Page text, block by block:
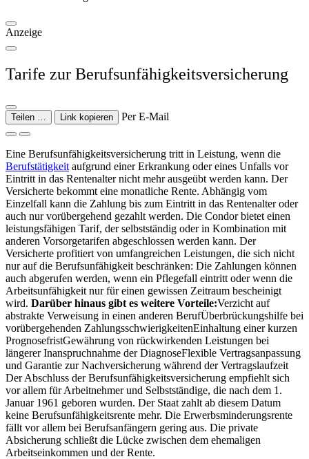
Anzeige
Tarife zur Berufsunfähigkeitsversicherung
Teilen … Link kopieren Per E-Mail
Eine Berufsunfähigkeitsversicherung tritt in Leistung, wenn die
Berufstätigkeit aufgrund einer Erkrankung oder eines Unfalls vor
Eintritt in das Rentenalter nicht mehr ausgeübt werden kann. Der
Versicherte bekommt eine monatliche Rente. Abhängig vom
Einzelfall kann die Zahlung bis zum Eintritt in das Rentenalter oder
auch nur vorübergehend gezahlt werden. Die Condor bietet einen
leistungsfähigen Tarif, der selbstständig oder in Kombination mit
anderen Vorsorgetarifen abgeschlossen werden kann. Der
Versicherte profitiert von umfangreichen Leistungen, die sich nicht
nur auf die Berufsunfähigkeit beschränken: Die Zahlungen können
auch abgerufen werden, wenn ein Pflegefall eintritt oder wenn die
Arbeitsunfähigkeit nur für einen gewissen Zeitraum bescheinigt
wird. Darüber hinaus gibt es weitere Vorteile:Verzicht auf
abstrakte Verweisung in einen anderen BerufÜberbrückungshilfe bei
vorübergehenden ZahlungsschwierigkeitenEinhaltung einer kurzen
PrognosefristGewährung von rückwirkenden Leistungen bei
längerer Inanspruchnahme der DiagnoseFlexible Vertragsanpassung
und Garantie zur Nachversicherung während der Vertragslaufzeit
Der Abschluss der Berufs­unfähig­keits­versicherung empfiehlt sich
vor allem für Arbeitnehmer und Selbstständige, die nach dem 1.
Januar 1961 geboren wurden. Der Staat zahlt ab diesem Datum
keine Berufs­unfähig­keitsrente mehr. Die Erwerbsminderungsrente
fällt vor allem bei Berufsanfängern gering aus. Die private
Absicherung schließt die Lücke zwischen dem ehemaligen
Arbeitseinkommen und der Rente.